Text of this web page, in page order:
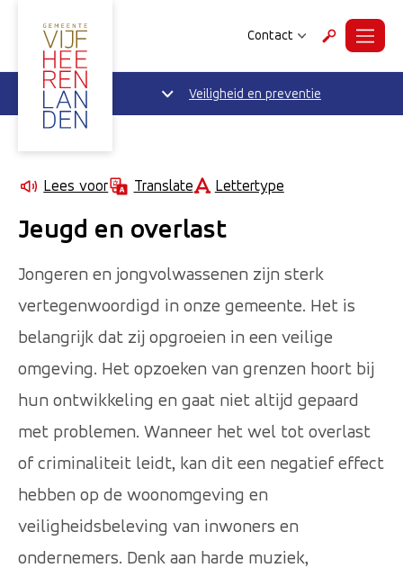
Contact ZoekenMenu
Veiligheid en preventie
Lees voor Translate Lettertype
Jeugd en overlast
Jongeren en jongvolwassenen zijn sterk
vertegenwoordigd in onze gemeente. Het is
belangrijk dat zij opgroeien in een veilige
omgeving. Het opzoeken van grenzen hoort bij
hun ontwikkeling en gaat niet altijd gepaard
met problemen. Wanneer het wel tot overlast
of criminaliteit leidt, kan dit een negatief effect
hebben op de woonomgeving en
veiligheidsbeleving van inwoners en
ondernemers. Denk aan harde muziek,